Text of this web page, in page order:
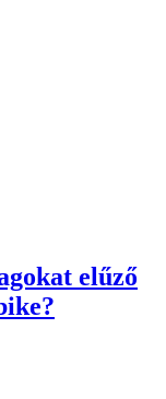
elűző